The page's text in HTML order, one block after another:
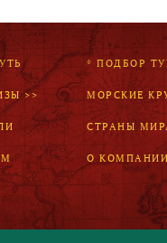
* ПОДБОР
>> МОРСКИЕ
СТРАНЫ
О